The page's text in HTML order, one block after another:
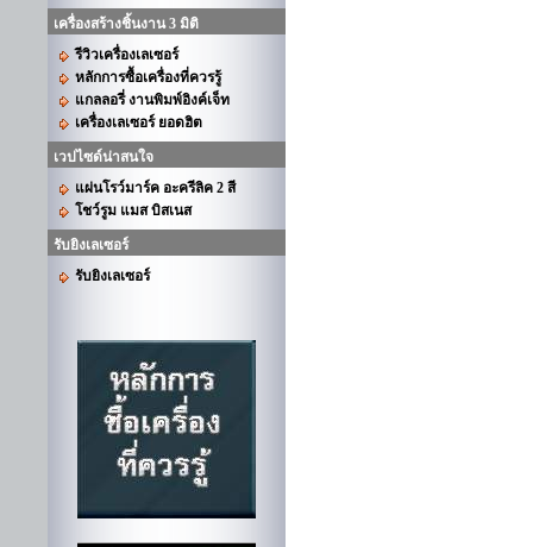
เครื่องสร้างชิ้นงาน 3 มิติ
รีวิวเครื่องเลเซอร์
หลักการซื้อเครื่องที่ควรรู้
แกลลอรี่ งานพิมพ์อิงค์เจ็ท
เครื่องเลเซอร์ ยอดฮิต
เวปไซด์น่าสนใจ
แผ่นโรว์มาร์ค อะครีลิค 2 สี
โชว์รูม แมส บิสเนส
รับยิงเลเซอร์
รับยิงเลเซอร์